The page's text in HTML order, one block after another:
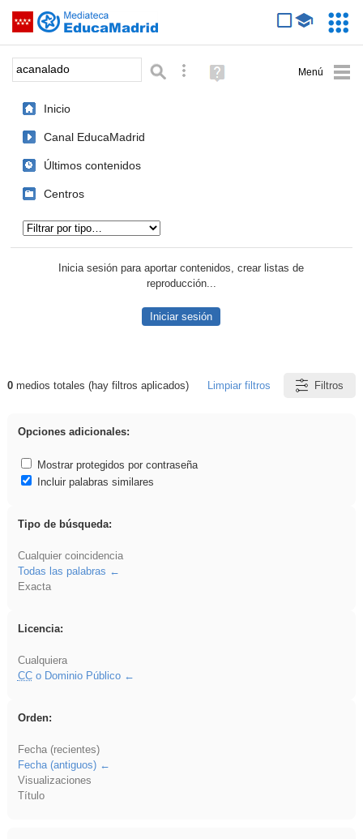
Saltar navegación
Palabra o frase: Búsqueda avanzada
Ayuda
(en
Inicio
Canal EducaMadrid
Últimos contenidos
Centros
Inicia sesión para aportar contenidos, crear listas de
reproducción...
Iniciar sesión
Resultados de: acanalado
0medios totales (hay filtros aplicados) Limpiar filtros Filtros
Opciones adicionales:
Mostrar protegidos por contraseña
Incluir palabras similares
Tipo de búsqueda:
Cualquier coincidencia
Todas las palabras
Exacta
Licencia:
Cualquiera
CCo Dominio Público
Orden:
Fecha (recientes)
Fecha (antiguos)
Visualizaciones
Título